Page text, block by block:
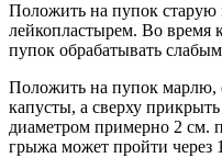
Положить на пупок старую
лейкопластырем. Во время
пупок обрабатывать
Положить на пупок марлю,
капусты, а сверху
диаметром примерно 2 см.
грыжа может пройти через